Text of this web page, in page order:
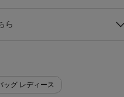
ら
ッグ レディース